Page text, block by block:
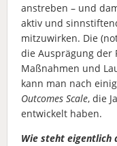
anstreben – und
aktiv und
mitzuwirken. Die
die Ausprägung der
Maßnahmen und
kann man nach
Outcomes Scale, die
entwickelt haben.
Wie steht eigentlich